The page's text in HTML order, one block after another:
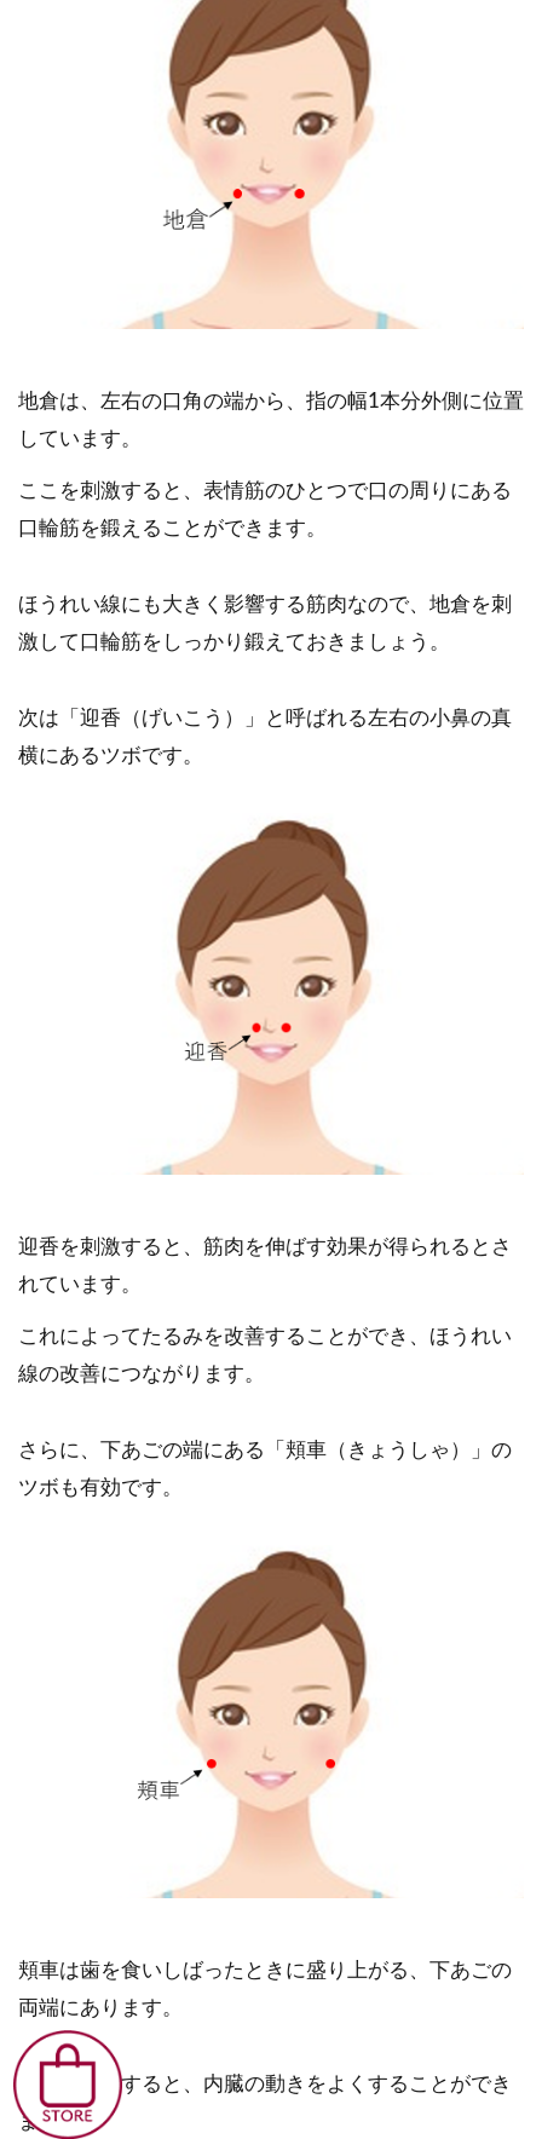
地倉は、左右の口角の端から、指の幅1本分外側に位置
しています。
ここを刺激すると、表情筋のひとつで口の周りにある
口輪筋を鍛えることができます。
ほうれい線にも大きく影響する筋肉なので、地倉を刺
激して口輪筋をしっかり鍛えておきましょう。
次は「迎香（げいこう）」と呼ばれる左右の小鼻の真
横にあるツボです。
迎香を刺激すると、筋肉を伸ばす効果が得られるとさ
れています。
これによってたるみを改善することができ、ほうれい
線の改善につながります。
さらに、下あごの端にある「頬車（きょうしゃ）」の
ツボも有効です。
頬車は歯を食いしばったときに盛り上がる、下あごの
両端にあります。
ここを刺激すると、内臓の動きをよくすることができ
ます。